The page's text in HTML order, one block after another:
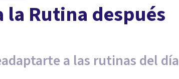
la Rutina después
a las rutinas del día